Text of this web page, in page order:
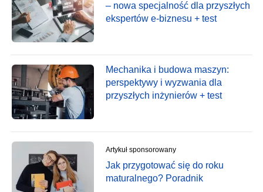
– nowa specjalność dla przyszłych
ekspertów e-biznesu + test
Mechanika i budowa maszyn:
perspektywy i wyzwania dla
przyszłych inżynierów + test
Artykuł sponsorowany
Jak przygotować się do roku
maturalnego? Poradnik